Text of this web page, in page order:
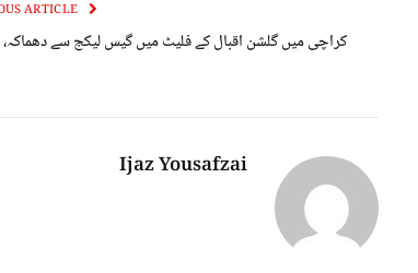
Ijaz Yousafzai